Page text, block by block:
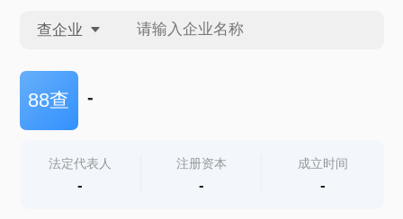
查企业
查企业
查产地
88查 -
法定代表人
-
注册资本
-
成立时间
-